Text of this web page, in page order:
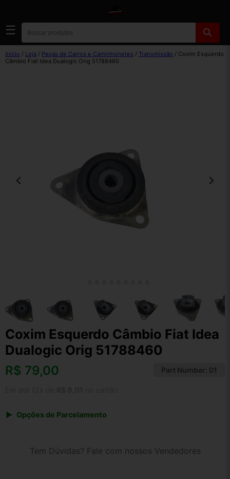
☰
Início / Loja / Peças de Carros e Caminhonetes / Transmissão / Coxim Esquerdo
Câmbio Fiat Idea Dualogic Orig 51788460
Coxim Esquerdo Câmbio Fiat Idea
Dualogic Orig 51788460
R$ 79,00 Part Number: 01
Opções de Parcelamento
Tem Dúvidas? Fale com nossos Vendedores